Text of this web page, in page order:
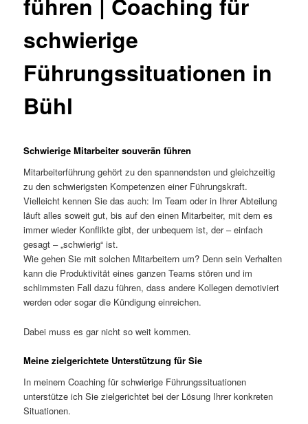
schwierige
Führungssituationen in
Bühl
Schwierige Mitarbeiter souverän führen
Mitarbeiterführung gehört zu den spannendsten und gleichzeitig
zu den schwierigsten Kompetenzen einer Führungskraft.
Vielleicht kennen Sie das auch: Im Team oder in Ihrer Abteilung
läuft alles soweit gut, bis auf den einen Mitarbeiter, mit dem es
immer wieder Konflikte gibt, der unbequem ist, der – einfach
gesagt – „schwierig“ ist.
Wie gehen Sie mit solchen Mitarbeitern um? Denn sein Verhalten
kann die Produktivität eines ganzen Teams stören und im
schlimmsten Fall dazu führen, dass andere Kollegen demotiviert
werden oder sogar die Kündigung einreichen.
Dabei muss es gar nicht so weit kommen.
Meine zielgerichtete Unterstützung für Sie
In meinem Coaching für schwierige Führungssituationen
unterstütze ich Sie zielgerichtet bei der Lösung Ihrer konkreten
Situationen.